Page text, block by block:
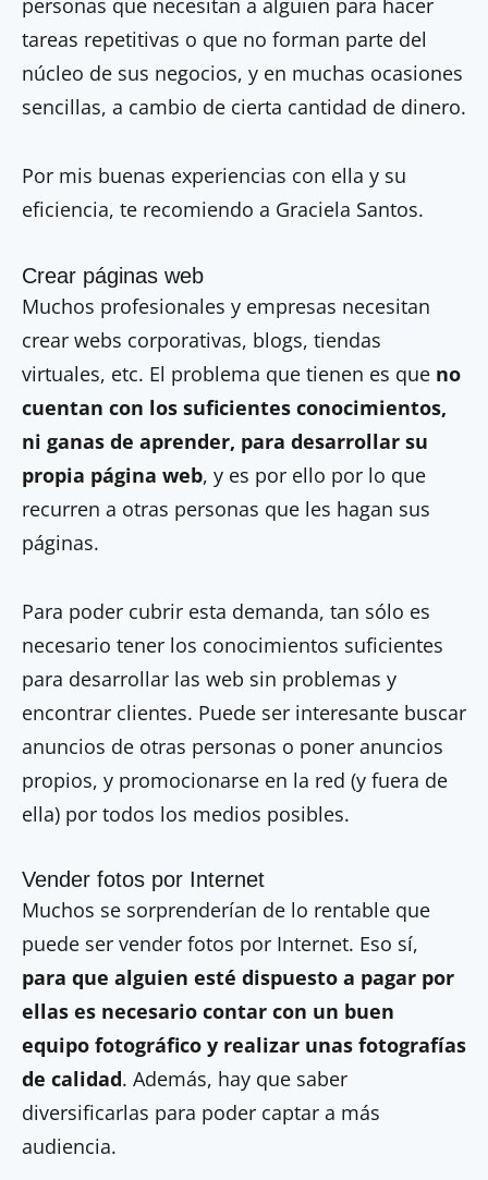
personas que necesitan a alguien para hacer
tareas repetitivas o que no forman parte del
núcleo de sus negocios, y en muchas ocasiones
sencillas, a cambio de cierta cantidad de dinero.
Por mis buenas experiencias con ella y su
eficiencia, te recomiendo a Graciela Santos.
Crear páginas web
Muchos profesionales y empresas necesitan
crear webs corporativas, blogs, tiendas
virtuales, etc. El problema que tienen es que no
cuentan con los suficientes conocimientos,
ni ganas de aprender, para desarrollar su
propia página web, y es por ello por lo que
recurren a otras personas que les hagan sus
páginas.
Para poder cubrir esta demanda, tan sólo es
necesario tener los conocimientos suficientes
para desarrollar las web sin problemas y
encontrar clientes. Puede ser interesante buscar
anuncios de otras personas o poner anuncios
propios, y promocionarse en la red (y fuera de
ella) por todos los medios posibles.
Vender fotos por Internet
Muchos se sorprenderían de lo rentable que
puede ser vender fotos por Internet. Eso sí,
para que alguien esté dispuesto a pagar por
ellas es necesario contar con un buen
equipo fotográfico y realizar unas fotografías
de calidad. Además, hay que saber
diversificarlas para poder captar a más
audiencia.